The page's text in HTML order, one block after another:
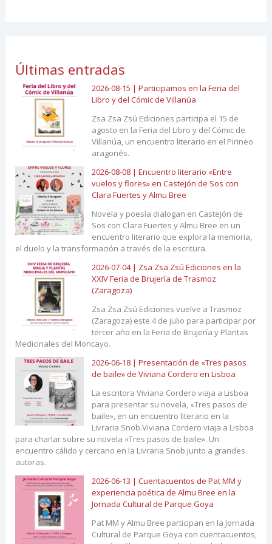
Últimas entradas
2026-08-15 | Participamos en la Feria del
Libro y del Cómic de Villanúa
Zsa Zsa Zsú Ediciones participa el 15 de
agosto en la Feria del Libro y del Cómic de
Villanúa, un encuentro literario en el Pirineo
aragonés.
2026-08-08 | Encuentro literario «Entre
vuelos y flores» en Castejón de Sos con
Clara Fuertes y Almu Bree
Novela y poesía dialogan en Castejón de
Sos con Clara Fuertes y Almu Bree en un
encuentro literario que explora la memoria,
el duelo y la transformación a través de la escritura.
2026-07-04 | Zsa Zsa Zsú Ediciones en la
XXIV Feria de Brujería de Trasmoz
(Zaragoza)
Zsa Zsa Zsú Ediciones vuelve a Trasmoz
(Zaragoza) este 4 de julio para participar por
tercer año en la Feria de Brujería y Plantas
Medicinales del Moncayo.
2026-06-18 | Presentación de «Tres pasos
de baile» de Viviana Cordero en Lisboa
La escritora Viviana Cordero viaja a Lisboa
para presentar su novela, «Tres pasos de
baile», en un encuentro literario en la
Livraria Snob.Viviana Cordero viaja a Lisboa
para charlar sobre su novela «Tres pasos de baile». Un
encuentro cálido y cercano en la Livraria Snob junto a grandes
autoras.
2026-06-13 | Cuentacuentos de Pat MM y
experiencia poética de Almu Bree en la
Jornada Cultural de Parque Goya
Pat MM y Almu Bree participan en la Jornada
Cultural de Parque Goya con cuentacuentos,